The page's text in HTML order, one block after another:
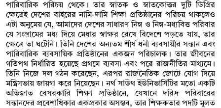
পারিবারিক পরিচয় থেকে। তার স্নাতক ও স্নাতকোত্তর দুটি ডিগ্রির
ক্ষেত্রেই দেশের বাইরের নামি-দামি শিক্ষা প্রতিষ্ঠানের পরিচয় থাকলেও
এটা অনুমেয় যে, আমাদের দেশের সাধারণ নিম্ন ও নিম্ন-মধ্যবিত্ত পরিবার
যে সংগ্রামের মধ্য দিয়ে মেধার স্বাক্ষর রেখে বিদেশে পড়তে যায়, তার
ক্ষেত্রে তা ঘটেনি। তিনি দেশের অন্যতম শীর্ষ ধনী ব্যবসায়ীর সন্তান এবং
পারিবারিক ব্যবসায়িক প্রতিষ্ঠানের একজন পরিচালক। তার জীবনের
গতিপথ নির্ধারিত হয়েছে প্রথমে ব্যবসা এবং পরে রাজনীতির মাধ্যমে।
তিনি নিজে দল গঠন করেছেন, এরপর রাজনৈতিক জোটে যোগ দিয়ে
মন্ত্রিসভায় জায়গা করে নিয়েছেন। নর্থ সাউথ ইউনিভার্সিটির মতো একটি
অভিজাত বেসরকারি শিক্ষা প্রতিষ্ঠানে, যেখানে দরিদ্র পরিবারের
সন্তানদের প্রবেশাধিকার একপ্রকার অসম্ভব, তার শিক্ষকতার পদটি মূলত